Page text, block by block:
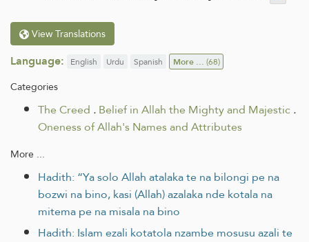
View Translations
Language: English Urdu Spanish More ...(68)
Categories
The Creed .Belief in Allah the Mighty and Majestic .
Oneness of Allah's Names and Attributes
More ...
Hadith: “Ya solo Allah atalaka te na bilongi pe na
bozwi na bino, kasi (Allah) azalaka nde kotala na
mitema pe na misala na bino
Hadith: Islam ezali kotatola nzambe mosusu azali te